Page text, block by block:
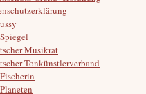
Musikrat
Tonkünstlerverband